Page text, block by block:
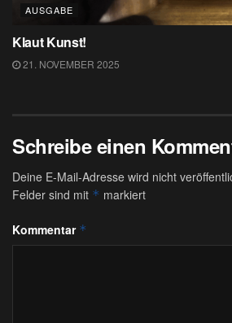
AUSGABE
Klaut Kunst!
21. NOVEMBER 2025
Schreibe einen
Deine E-Mail-Adresse wird nicht
Felder sind mit * markiert
Kommentar *